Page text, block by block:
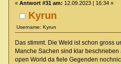
Kyrun
Username: Kyrun
« Antwort #31 am: 12.09.2023 | 16:34 »
Das stimmt. Die Weld ist schon gross
Manche Sachen sind klar
open World da fiele Gegenden